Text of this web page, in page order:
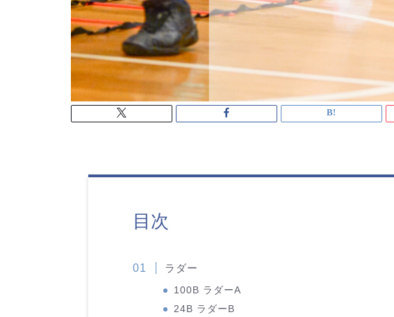
目次
ラダー
100B ラダーA
24B ラダーB